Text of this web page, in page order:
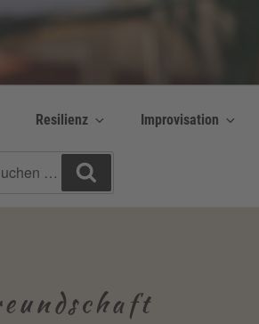
Bonkas GmbH
Englisch + Improvisation
Resilienz Improvisation